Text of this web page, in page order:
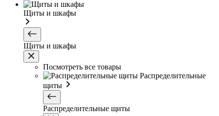
Щиты и шкафы
Щиты и шкафы
Посмотреть все товары
Распределительные
щиты
Распределительные щиты